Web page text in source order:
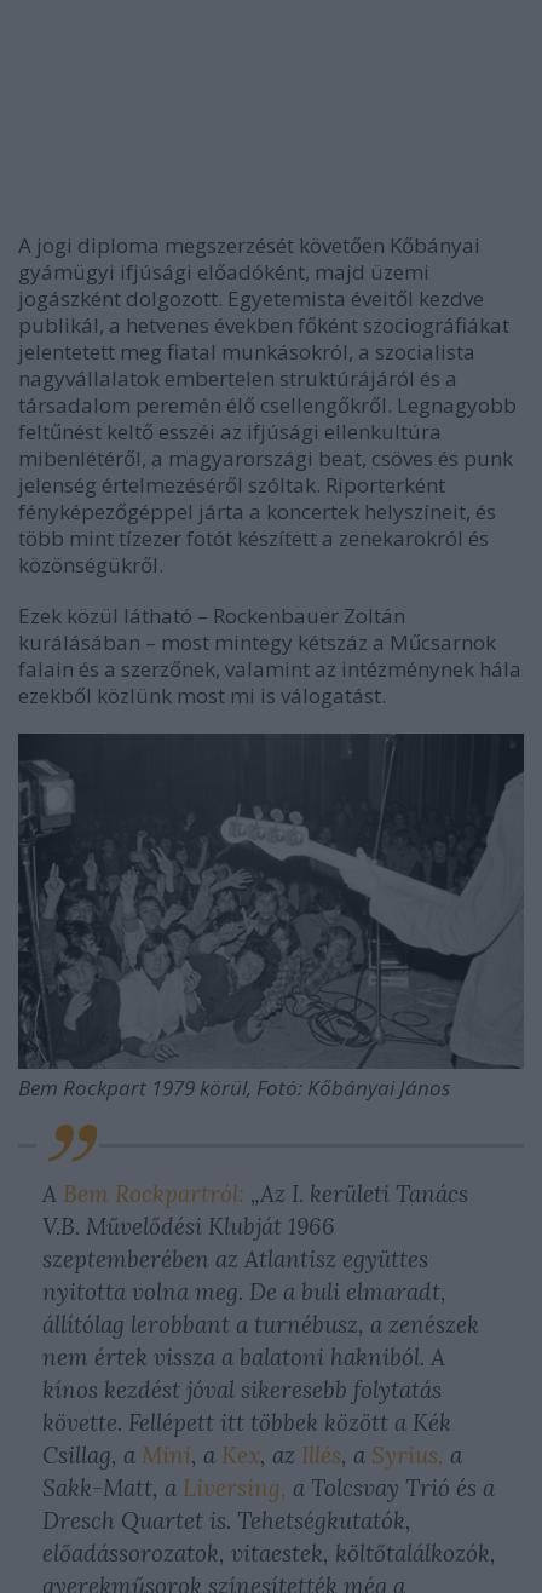
A jogi diploma megszerzését követően Kőbányai
gyámügyi ifjúsági előadóként, majd üzemi
jogászként dolgozott. Egyetemista éveitől kezdve
publikál, a hetvenes években főként szociográfiákat
jelentetett meg fiatal munkásokról, a szocialista
nagyvállalatok embertelen struktúrájáról és a
társadalom peremén élő csellengőkről. Legnagyobb
feltűnést keltő esszéi az ifjúsági ellenkultúra
mibenlétéről, a magyarországi beat, csöves és punk
jelenség értelmezéséről szóltak. Riporterként
fényképezőgéppel járta a koncertek helyszíneit, és
több mint tízezer fotót készített a zenekarokról és
közönségükről.
Ezek közül látható – Rockenbauer Zoltán
kurálásában – most mintegy kétszáz a Műcsarnok
falain és a szerzőnek, valamint az intézménynek hála
ezekből közlünk most mi is válogatást.
Bem Rockpart 1979 körül, Fotó: Kőbányai János
A Bem Rockpartról: „Az I. kerületi Tanács
V.B. Művelődési Klubját 1966
szeptemberében az Atlantisz együttes
nyitotta volna meg. De a buli elmaradt,
állítólag lerobbant a turnébusz, a zenészek
nem értek vissza a balatoni hakniból. A
kínos kezdést jóval sikeresebb folytatás
követte. Fellépett itt többek között a Kék
Csillag, a Mini, a Kex, az Illés, a Syrius, a
Sakk-Matt, a Liversing, a Tolcsvay Trió és a
Dresch Quartet is. Tehetségkutatók,
előadássorozatok, vitaestek, költőtalálkozók,
gyerekműsorok színesítették még a